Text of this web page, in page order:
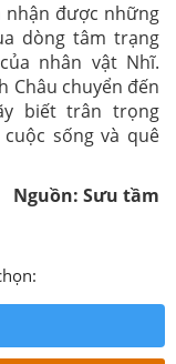
nhận được những
dòng tâm trạng
nhân vật Nhĩ.
Châu chuyển đến
biết trân trọng
sống và quê
Nguồn: Sưu tầm